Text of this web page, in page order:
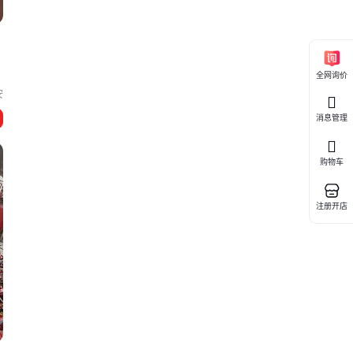
全网询价
消息管理
购物车
注册开店